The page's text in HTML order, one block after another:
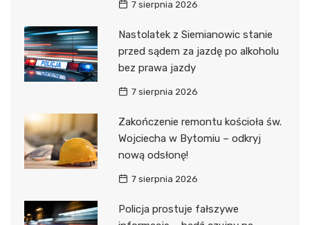
7 sierpnia 2026
Nastolatek z Siemianowic stanie
przed sądem za jazdę po alkoholu
bez prawa jazdy
7 sierpnia 2026
Zakończenie remontu kościoła św.
Wojciecha w Bytomiu – odkryj
nową odsłonę!
7 sierpnia 2026
Policja prostuje fałszywe